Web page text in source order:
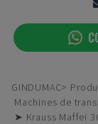
GINDUMAC
Machines de
➤ Krauss Maffei